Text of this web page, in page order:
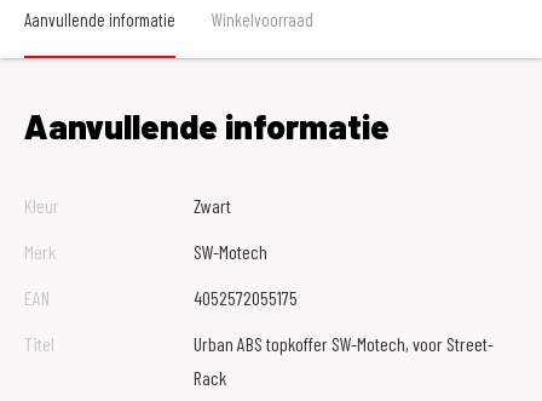
Aanvullende informatie Winkelvoorraad
Aanvullende informatie
Kleur
Zwart
Merk
SW-Motech
EAN
4052572055175
Titel
Urban ABS topkoffer SW-Motech, voor Street-
Rack